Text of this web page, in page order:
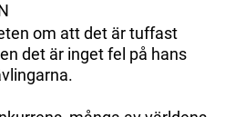
om att det är tuffast
det är inget fel på hans